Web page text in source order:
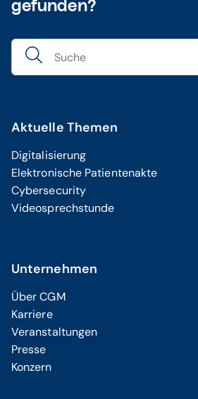
gefunden?
Aktuelle Themen
Digitalisierung
Elektronische Patientenakte
Cybersecurity
Videosprechstunde
Unternehmen
Über CGM
Karriere
Veranstaltungen
Presse
Konzern